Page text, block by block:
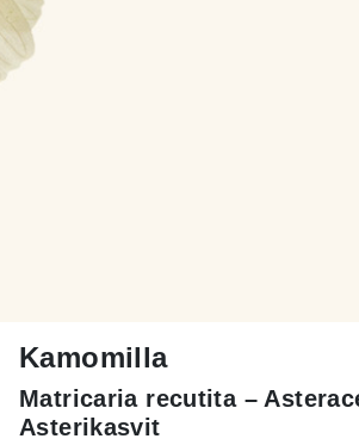
Kamomilla
Matricaria recutita –
Asterikasvit